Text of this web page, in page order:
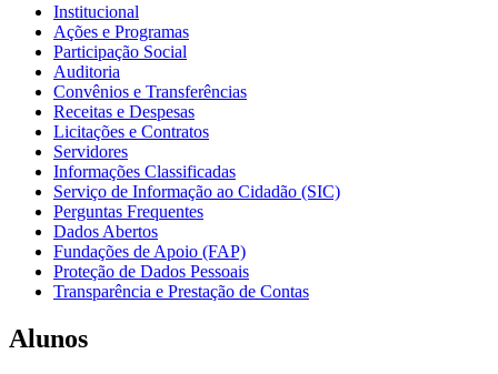
Institucional
Ações e Programas
Participação Social
Auditoria
Convênios e Transferências
Receitas e Despesas
Licitações e Contratos
Servidores
Informações Classificadas
Serviço de Informação ao Cidadão (SIC)
Perguntas Frequentes
Dados Abertos
Fundações de Apoio (FAP)
Proteção de Dados Pessoais
Transparência e Prestação de Contas
Alunos